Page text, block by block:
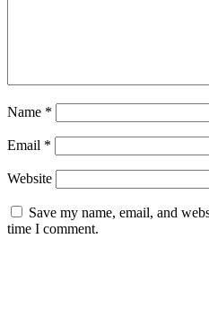
Name *
Email *
Website
Save my name, email, and
time I comment.